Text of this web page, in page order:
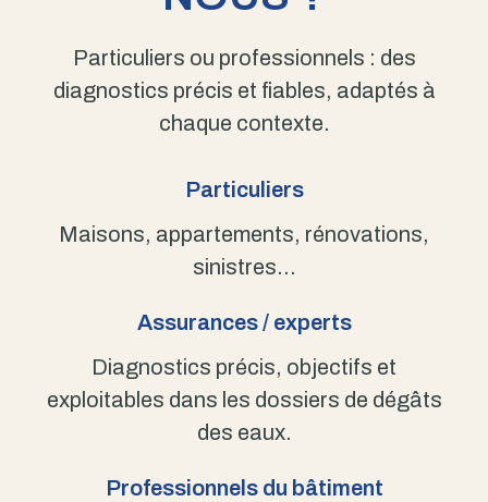
Particuliers ou professionnels : des
diagnostics précis et fiables, adaptés à
chaque contexte.
Particuliers
Maisons, appartements, rénovations,
sinistres…
Assurances / experts
Diagnostics précis, objectifs et
exploitables dans les dossiers de dégâts
des eaux.
Professionnels du bâtiment